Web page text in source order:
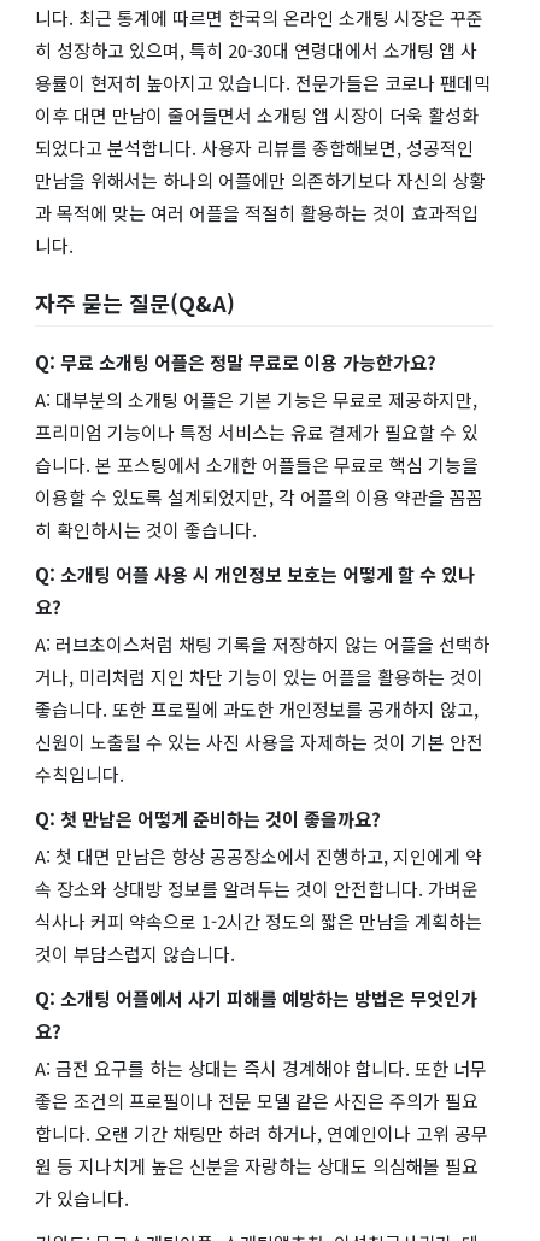
니다. 최근 통계에 따르면 한국의 온라인 소개팅 시장은 꾸준
히 성장하고 있으며, 특히 20-30대 연령대에서 소개팅 앱 사
용률이 현저히 높아지고 있습니다. 전문가들은 코로나 팬데믹
이후 대면 만남이 줄어들면서 소개팅 앱 시장이 더욱 활성화
되었다고 분석합니다. 사용자 리뷰를 종합해보면, 성공적인
만남을 위해서는 하나의 어플에만 의존하기보다 자신의 상황
과 목적에 맞는 여러 어플을 적절히 활용하는 것이 효과적입
니다.
자주 묻는 질문(Q&A)
Q: 무료 소개팅 어플은 정말 무료로 이용 가능한가요?
A: 대부분의 소개팅 어플은 기본 기능은 무료로 제공하지만,
프리미엄 기능이나 특정 서비스는 유료 결제가 필요할 수 있
습니다. 본 포스팅에서 소개한 어플들은 무료로 핵심 기능을
이용할 수 있도록 설계되었지만, 각 어플의 이용 약관을 꼼꼼
히 확인하시는 것이 좋습니다.
Q: 소개팅 어플 사용 시 개인정보 보호는 어떻게 할 수 있나
요?
A: 러브초이스처럼 채팅 기록을 저장하지 않는 어플을 선택하
거나, 미리처럼 지인 차단 기능이 있는 어플을 활용하는 것이
좋습니다. 또한 프로필에 과도한 개인정보를 공개하지 않고,
신원이 노출될 수 있는 사진 사용을 자제하는 것이 기본 안전
수칙입니다.
Q: 첫 만남은 어떻게 준비하는 것이 좋을까요?
A: 첫 대면 만남은 항상 공공장소에서 진행하고, 지인에게 약
속 장소와 상대방 정보를 알려두는 것이 안전합니다. 가벼운
식사나 커피 약속으로 1-2시간 정도의 짧은 만남을 계획하는
것이 부담스럽지 않습니다.
Q: 소개팅 어플에서 사기 피해를 예방하는 방법은 무엇인가
요?
A: 금전 요구를 하는 상대는 즉시 경계해야 합니다. 또한 너무
좋은 조건의 프로필이나 전문 모델 같은 사진은 주의가 필요
합니다. 오랜 기간 채팅만 하려 하거나, 연예인이나 고위 공무
원 등 지나치게 높은 신분을 자랑하는 상대도 의심해볼 필요
가 있습니다.